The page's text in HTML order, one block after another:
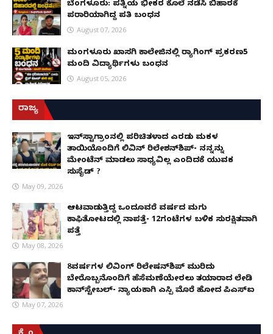
ಬೆಂಗಳೂರು: ಪತ್ನಿಯ ಭೀಕರ ಕೊಲೆ ನಡೆಸಿ ಬಿಹಾರಕ್ಕೆ
ಪರಾರಿಯಾಗಿದ್ದ ಪತಿ ಬಂಧನ
August 07, 2026
ಮಂಗಳೂರು ಖಾಸಗಿ ಕಾಲೇಜಿನಲ್ಲಿ ರ‌್ಯಾಗಿಂಗ್ ಪ್ರಕರಣ5
ಮಂದಿ ವಿದ್ಯಾರ್ಥಿಗಳು ಬಂಧನ
August 05, 2026
ರಾಜ್ಯ
ಇನ್​ಸ್ಟಾಗ್ರಾಂನಲ್ಲಿ ಪರಿಚಿತಳಾದ ಎರಡು ಮಕ್ಕಳ
ತಾಯಿಯೊಂದಿಗೆ ಲಿವಿನ್ ರಿಲೇಶನ್​ಶಿಪ್- ನನ್ನನ್ನು
ಮೇಂಟೆನ್ ಮಾಡಲು ಸಾಧ್ಯವಿಲ್ಲ ಎಂದಿದಕ್ಕೆ ಯುವಕ
ಸುಸೈಡ್ ?
May 09, 2026
ಆಟವಾಡುತ್ತಿದ್ದ ಒಂದೂವರೆ ವರ್ಷದ ಮಗು
ಕಾಫಿತೋಟದಲ್ಲಿ ನಾಪತ್ತೆ- 12ಗಂಟೆಗಳ ಬಳಿಕ ಸುರಕ್ಷಿತವಾಗಿ
ಪತ್ತೆ
May 08, 2026
8ವರ್ಷಗಳ ಲಿವಿಂಗ್‌ ರಿಲೇಷನ್‌ಶಿಪ್ ಮುರಿದು
ಬೇರೊಬ್ಬನೊಂದಿಗೆ ಹೆಸೆಮಣೆಯೇರಲು ತಯಾರಾದ ಲೇಡಿ
ಕಾನ್‌ಸ್ಟೇಬಲ್- ನ್ಯಾಯಕ್ಕಾಗಿ ಎಸ್ಪಿ ಮೊರೆ ಹೋದ ಪಿಎಸ್ಐ
May 07, 2026